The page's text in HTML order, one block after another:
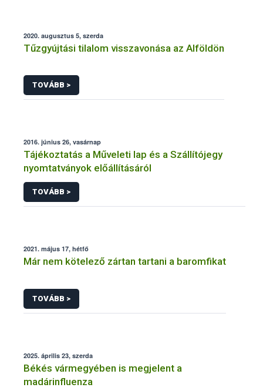
2020. augusztus 5, szerda
Tűzgyújtási tilalom visszavonása az Alföldön
TOVÁBB >
2016. június 26, vasárnap
Tájékoztatás a Műveleti lap és a Szállítójegy
nyomtatványok előállításáról
TOVÁBB >
2021. május 17, hétfő
Már nem kötelező zártan tartani a baromfikat
TOVÁBB >
2025. április 23, szerda
Békés vármegyében is megjelent a
madárinfluenza